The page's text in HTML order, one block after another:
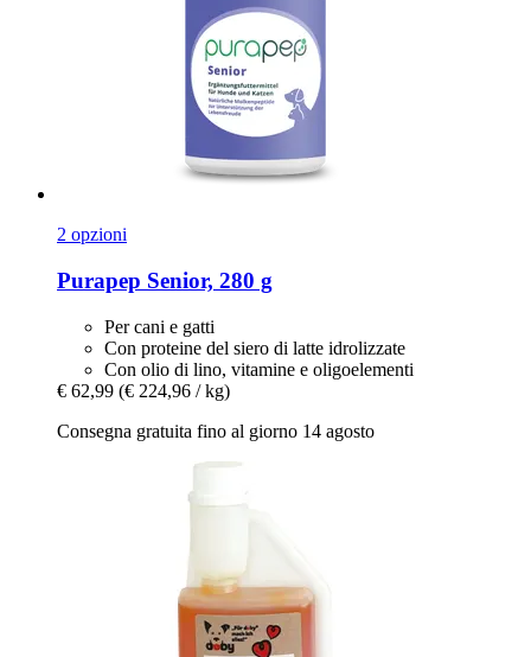
2 opzioni
Purapep Senior, 280 g
Per cani e gatti
Con proteine ​​del siero di latte idrolizzate
Con olio di lino, vitamine e oligoelementi
€ 62,99 (€ 224,96 / kg)
Consegna gratuita fino al giorno 14 agosto